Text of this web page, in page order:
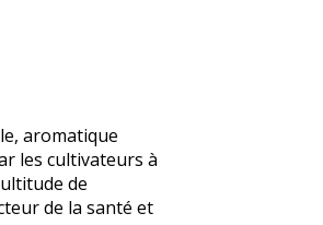
aromatique
les cultivateurs à
de
de la santé et